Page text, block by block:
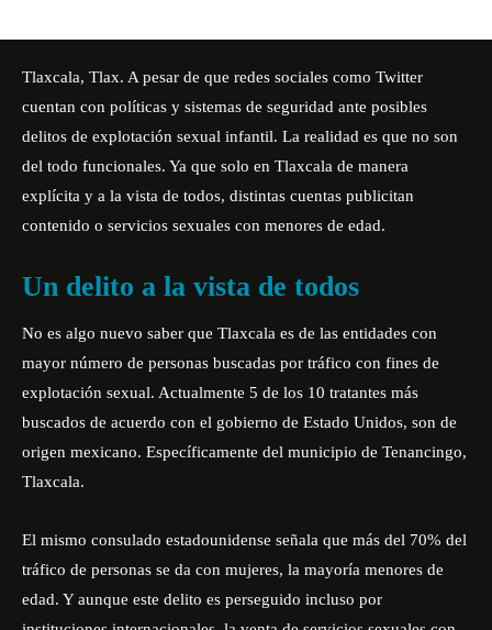
Tlaxcala, Tlax. A pesar de que redes sociales como Twitter
cuentan con políticas y sistemas de seguridad ante posibles
delitos de explotación sexual infantil. La realidad es que no son
del todo funcionales. Ya que solo en Tlaxcala de manera
explícita y a la vista de todos, distintas cuentas publicitan
contenido o servicios sexuales con menores de edad.
Un delito a la vista de todos
No es algo nuevo saber que Tlaxcala es de las entidades con
mayor número de personas buscadas por tráfico con fines de
explotación sexual. Actualmente 5 de los 10 tratantes más
buscados de acuerdo con el gobierno de Estado Unidos, son de
origen mexicano. Específicamente del municipio de Tenancingo,
Tlaxcala.
El mismo consulado estadounidense señala que más del 70% del
tráfico de personas se da con mujeres, la mayoría menores de
edad. Y aunque este delito es perseguido incluso por